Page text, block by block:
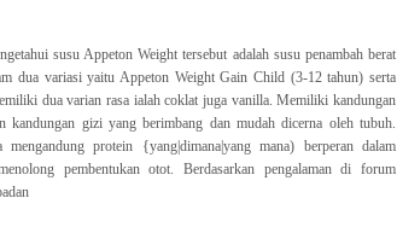
susu Appeton Weight tersebut adalah susu penambah berat
dua variasi yaitu Appeton Weight Gain Child (3-12 tahun) serta
dua varian rasa ialah coklat juga vanilla. Memiliki kandungan
kandungan gizi yang berimbang dan mudah dicerna oleh tubuh.
protein {yang|dimana|yang mana) berperan dalam
pembentukan otot. Berdasarkan pengalaman di forum